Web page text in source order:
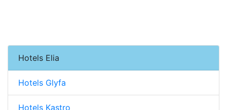
Hotels Elia
Hotels Glyfa
Hotels Kastro